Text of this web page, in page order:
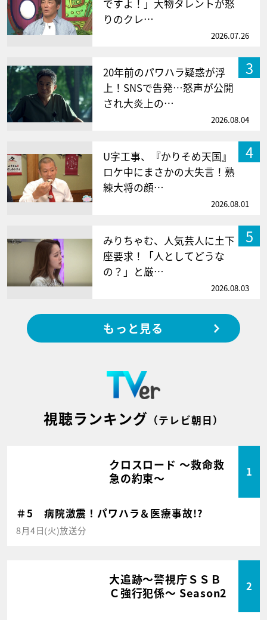
ですよ！」大物タレントが怒
りのクレ…
2026.07.26
3
20年前のパワハラ疑惑が浮
上！SNSで告発…怒声が公開
され大炎上の…
2026.08.04
4
U字工事、『かりそめ天国』
ロケ中にまさかの大失言！熟
練大将の顔…
2026.08.01
5
みりちゃむ、人気芸人に土下
座要求！「人としてどうな
の？」と厳…
2026.08.03
もっと見る
視聴ランキング （テレビ朝日）
クロスロード ～救命救
急の約束～
1
＃5 病院激震！パワハラ＆医療事故!?
8月4日(火)放送分
大追跡～警視庁ＳＳＢ
Ｃ強行犯係～ Season2
2